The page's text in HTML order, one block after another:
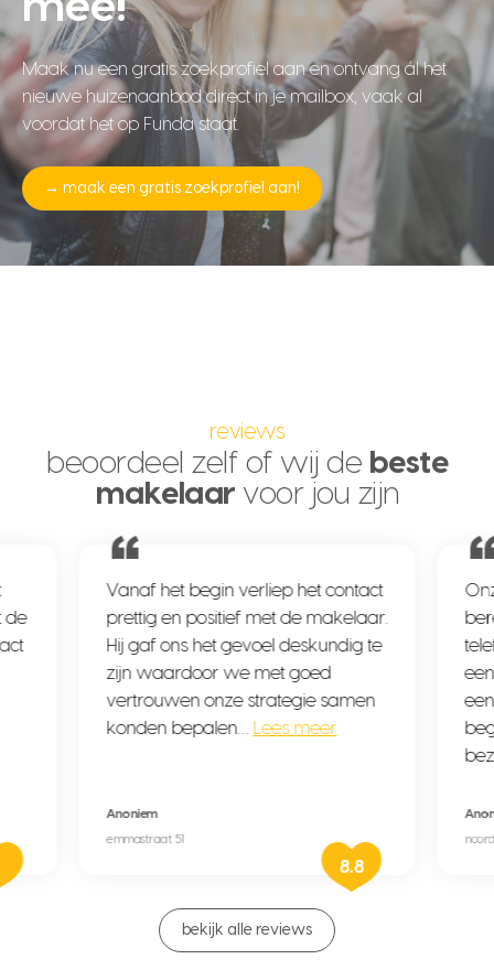
Maak nu een gratis zoekprofiel aan en ontvang ál het
nieuwe huizenaanbod direct in je mailbox, vaak al
voordat het op Funda staat.
→ maak een gratis zoekprofiel aan!
reviews
beoordeel zelf of wij de beste
makelaar voor jou zijn
de
Vanaf het begin verliep het contact
prettig en positief met de makelaar.
Hij gaf ons het gevoel deskundig te
zijn waardoor we met goed
vertrouwen onze strategie samen
konden bepalen… Lees meer
Anoniem
emmastraat 51
8.8
bekijk alle reviews